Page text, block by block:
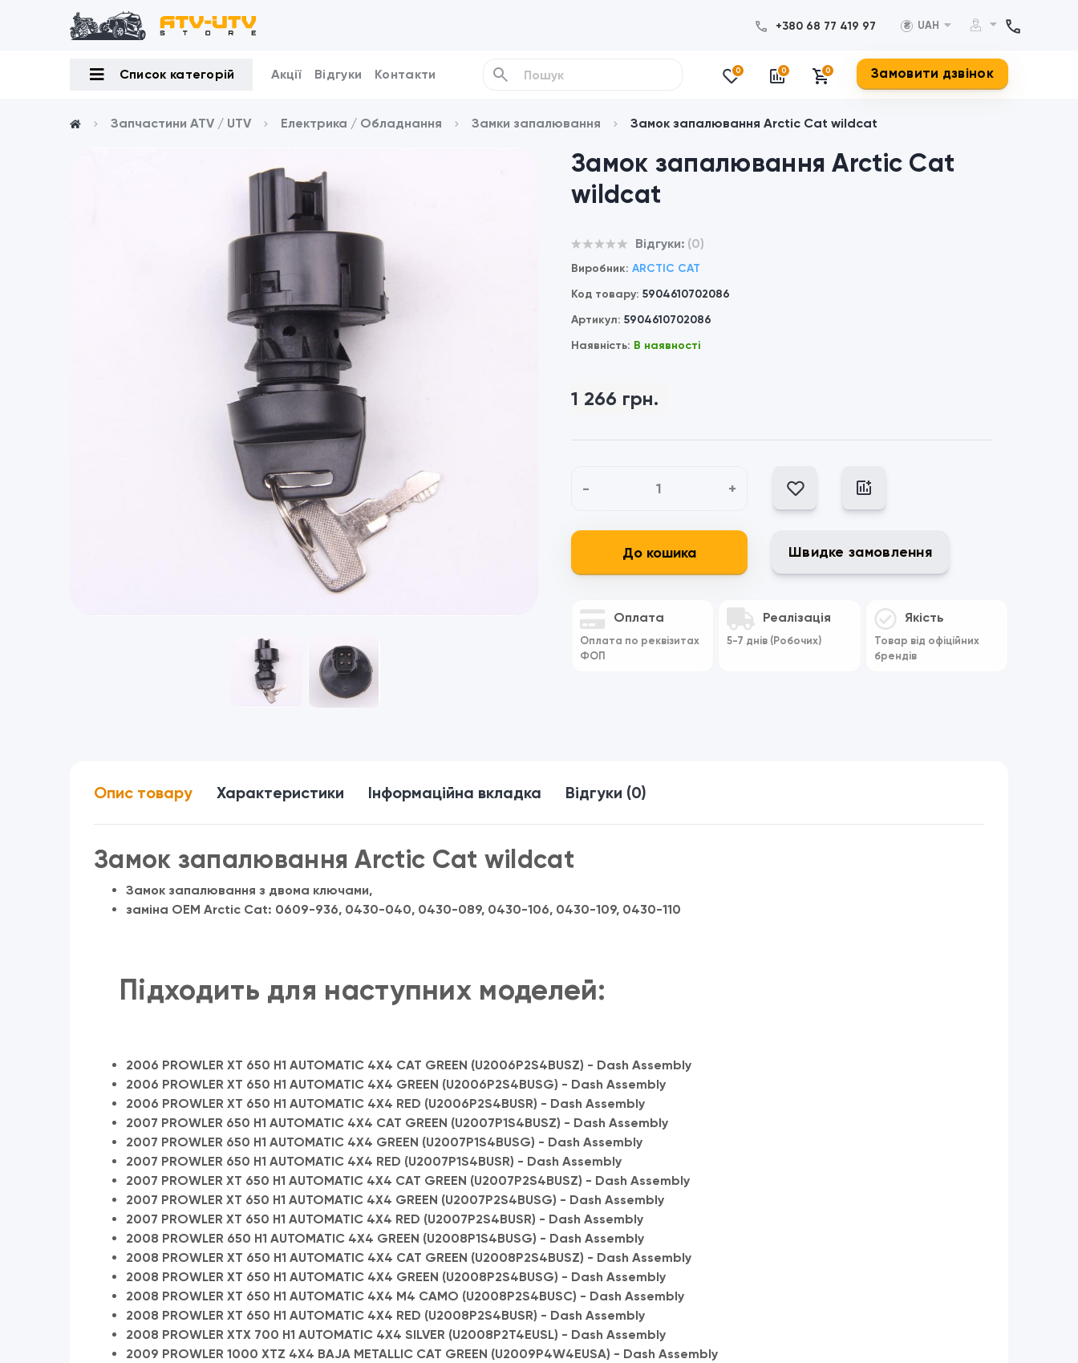
+380 68 77 419 97 ₴ UAH
Список категорій Акції Відгуки Контакти 0 0 0 Замовити дзвінок
Запчастини ATV / UTV Електрика / Обладнання Замки запалювання Замок запалювання Arctic Cat wildcat
Замок запалювання Arctic Cat
wildcat
Відгуки: (0)
Виробник: ARCTIC CAT
Код товару: 5904610702086
Артикул: 5904610702086
Наявність: В наявності
1 266 грн.
- +
До кошика Швидке замовлення
Оплата
Оплата по реквізитах
ФОП
Реалізація
5-7 днів (Робочих)
Якість
Товар від офіційних
брендів
Опис товару Характеристики Інформаційна вкладка Відгуки (0)
Замок запалюванняArctic Cat wildcat
Замок запалювання з двома ключами,
заміна OEM Arctic Cat: 0609-936, 0430-040, 0430-089, 0430-106, 0430-109, 0430-110
Підходить для наступних моделей:
2006 PROWLER XT 650 H1 AUTOMATIC 4X4 CAT GREEN (U2006P2S4BUSZ) - Dash Assembly
2006 PROWLER XT 650 H1 AUTOMATIC 4X4 GREEN (U2006P2S4BUSG) - Dash Assembly
2006 PROWLER XT 650 H1 AUTOMATIC 4X4 RED (U2006P2S4BUSR) - Dash Assembly
2007 PROWLER 650 H1 AUTOMATIC 4X4 CAT GREEN (U2007P1S4BUSZ) - Dash Assembly
2007 PROWLER 650 H1 AUTOMATIC 4X4 GREEN (U2007P1S4BUSG) - Dash Assembly
2007 PROWLER 650 H1 AUTOMATIC 4X4 RED (U2007P1S4BUSR) - Dash Assembly
2007 PROWLER XT 650 H1 AUTOMATIC 4X4 CAT GREEN (U2007P2S4BUSZ) - Dash Assembly
2007 PROWLER XT 650 H1 AUTOMATIC 4X4 GREEN (U2007P2S4BUSG) - Dash Assembly
2007 PROWLER XT 650 H1 AUTOMATIC 4X4 RED (U2007P2S4BUSR) - Dash Assembly
2008 PROWLER 650 H1 AUTOMATIC 4X4 GREEN (U2008P1S4BUSG) - Dash Assembly
2008 PROWLER XT 650 H1 AUTOMATIC 4X4 CAT GREEN (U2008P2S4BUSZ) - Dash Assembly
2008 PROWLER XT 650 H1 AUTOMATIC 4X4 GREEN (U2008P2S4BUSG) - Dash Assembly
2008 PROWLER XT 650 H1 AUTOMATIC 4X4 M4 CAMO (U2008P2S4BUSC) - Dash Assembly
2008 PROWLER XT 650 H1 AUTOMATIC 4X4 RED (U2008P2S4BUSR) - Dash Assembly
2008 PROWLER XTX 700 H1 AUTOMATIC 4X4 SILVER (U2008P2T4EUSL) - Dash Assembly
2009 PROWLER 1000 XTZ 4X4 BAJA METALLIC CAT GREEN (U2009P4W4EUSA) - Dash Assembly